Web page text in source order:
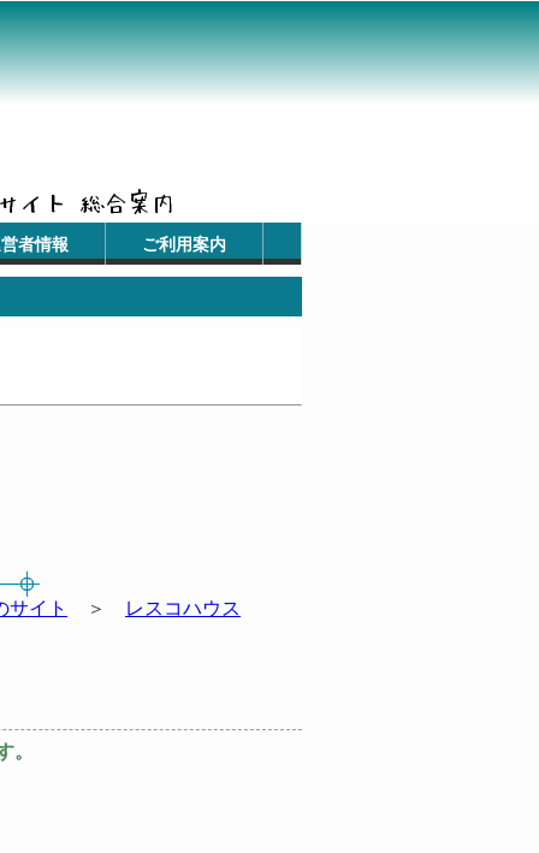
者情報 ご利用案内
サイト ＞ レスコハウス
。